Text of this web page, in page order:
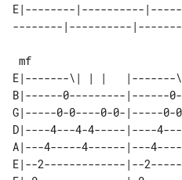
E|--------|----------
E|-------\| | |
B|------0---------|------
G|-----0-0----0-0-|-----0-
D|----4---4-4-----|----
A|---4-----4------|---
E|--2-------------|--